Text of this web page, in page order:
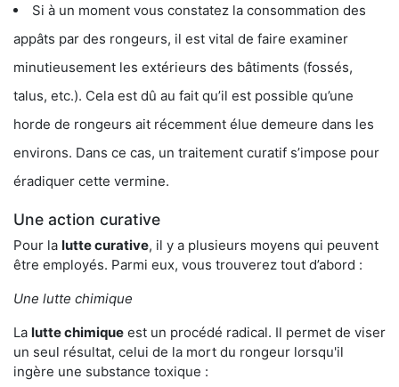
Si à un moment vous constatez la consommation des
appâts par des rongeurs, il est vital de faire examiner
minutieusement les extérieurs des bâtiments (fossés,
talus, etc.). Cela est dû au fait qu’il est possible qu’une
horde de rongeurs ait récemment élue demeure dans les
environs. Dans ce cas, un traitement curatif s’impose pour
éradiquer cette vermine.
Une action curative
Pour la lutte curative, il y a plusieurs moyens qui peuvent
être employés. Parmi eux, vous trouverez tout d’abord :
Une lutte chimique
La lutte chimique est un procédé radical. Il permet de viser
un seul résultat, celui de la mort du rongeur lorsqu'il
ingère une substance toxique :